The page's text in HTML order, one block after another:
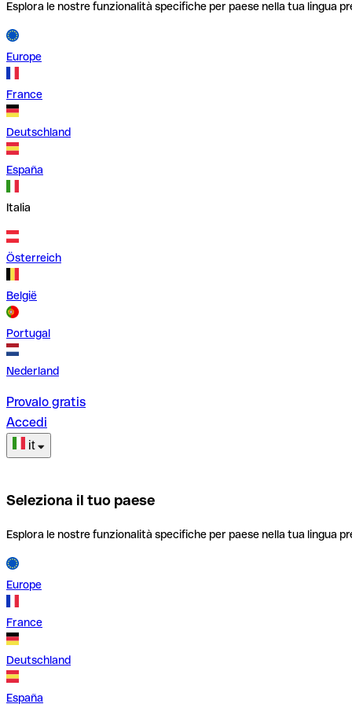
Esplora le nostre funzionalità specifiche per paese nella tua lingua
Europe
France
Deutschland
España
Italia
Österreich
België
Portugal
Nederland
Provalo gratis
Accedi
it
Seleziona il tuo paese
Esplora le nostre funzionalità specifiche per paese nella tua lingua
Europe
France
Deutschland
España